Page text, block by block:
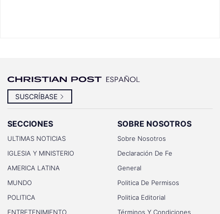
SUSCRÍBASE
SECCIONES
ULTIMAS NOTICIAS
IGLESIA Y MINISTERIO
AMERICA LATINA
MUNDO
POLITICA
ENTRETENIMIENTO
SOBRE NOSOTROS
Sobre Nosotros
Declaración De Fe
General
Politica De Permisos
Politica Editorial
Términos Y Condiciones